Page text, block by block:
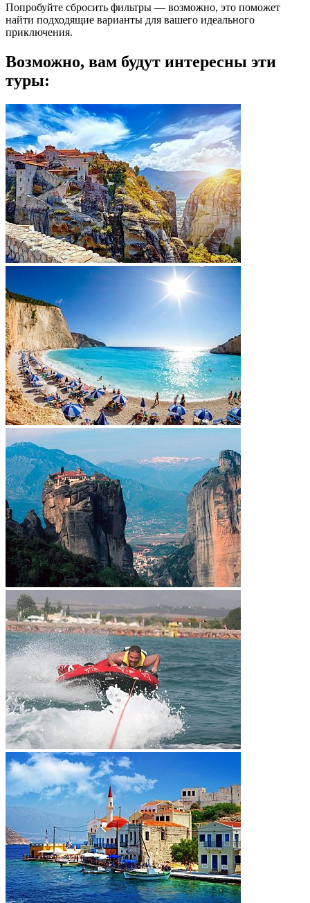
Попробуйте сбросить фильтры — возможно, это поможет
найти подходящие варианты для вашего идеального
приключения.
Возможно, вам будут интересны эти
туры: